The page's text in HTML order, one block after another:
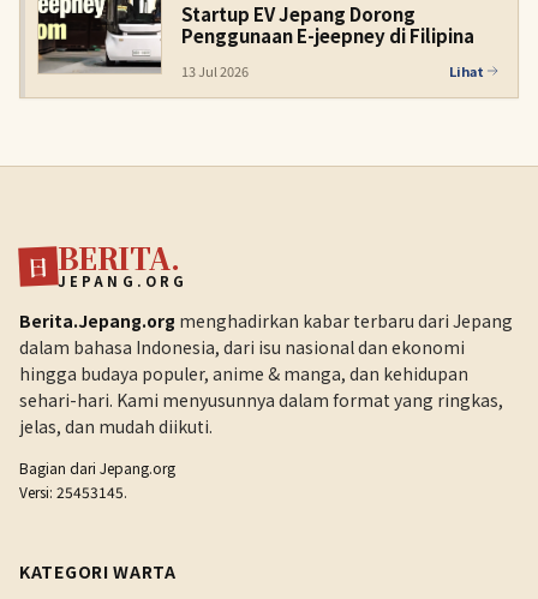
Startup EV Jepang Dorong
Penggunaan E-jeepney di Filipina
13 Jul 2026 Lihat
日 BERITA.
JEPANG.ORG
Berita.Jepang.org menghadirkan kabar terbaru dari Jepang
dalam bahasa Indonesia, dari isu nasional dan ekonomi
hingga budaya populer, anime & manga, dan kehidupan
sehari-hari. Kami menyusunnya dalam format yang ringkas,
jelas, dan mudah diikuti.
Bagian dari Jepang.org
Versi: 25453145.
KATEGORI WARTA